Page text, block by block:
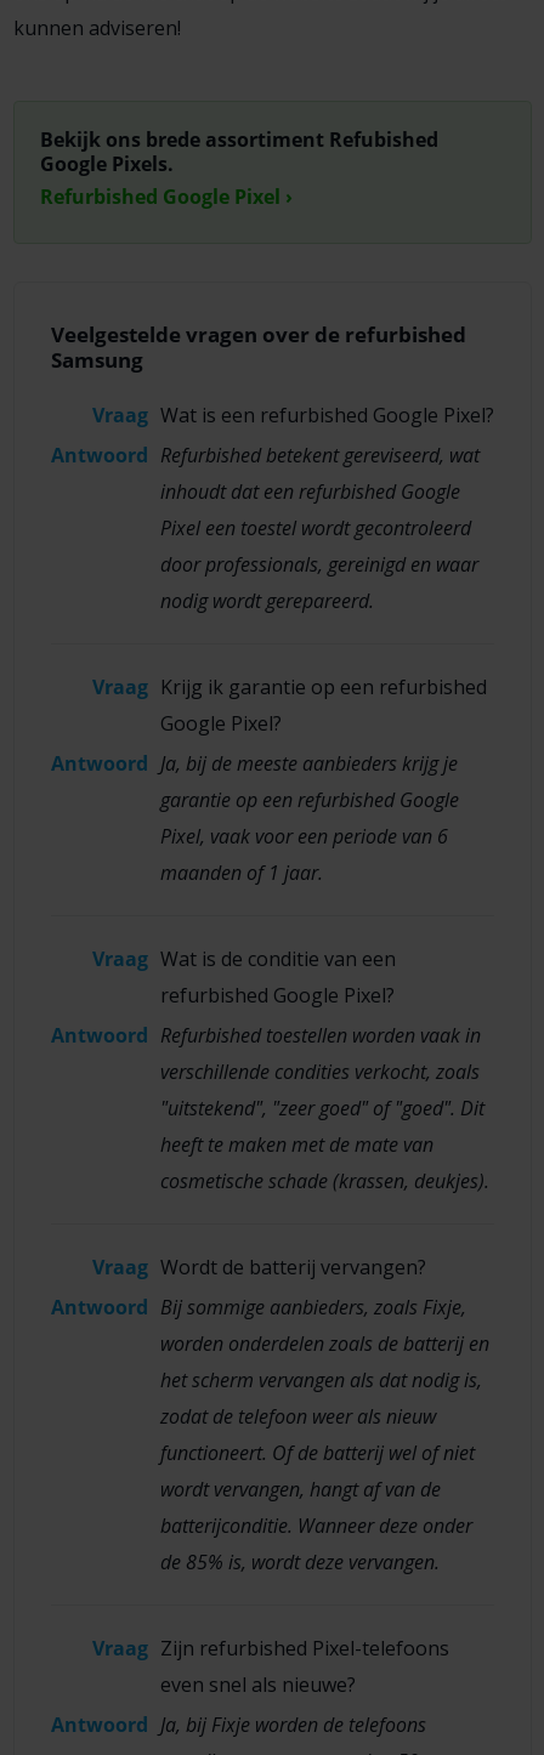
kunnen adviseren!
Bekijk ons brede assortiment Refubished
Google Pixels.
Refurbished Google Pixel ›
Veelgestelde vragen over de refurbished
Samsung
Vraag Wat is een refurbished Google Pixel?
Antwoord Refurbished betekent gereviseerd, wat
inhoudt dat een refurbished Google
Pixel een toestel wordt gecontroleerd
door professionals, gereinigd en waar
nodig wordt gerepareerd.
Vraag Krijg ik garantie op een refurbished
Google Pixel?
Antwoord Ja, bij de meeste aanbieders krijg je
garantie op een refurbished Google
Pixel, vaak voor een periode van 6
maanden of 1 jaar.
Vraag Wat is de conditie van een
refurbished Google Pixel?
Antwoord Refurbished toestellen worden vaak in
verschillende condities verkocht, zoals
"uitstekend", "zeer goed" of "goed". Dit
heeft te maken met de mate van
cosmetische schade (krassen, deukjes).
Vraag Wordt de batterij vervangen?
Antwoord Bij sommige aanbieders, zoals Fixje,
worden onderdelen zoals de batterij en
het scherm vervangen als dat nodig is,
zodat de telefoon weer als nieuw
functioneert. Of de batterij wel of niet
wordt vervangen, hangt af van de
batterijconditie. Wanneer deze onder
de 85% is, wordt deze vervangen.
Vraag Zijn refurbished Pixel-telefoons
even snel als nieuwe?
Antwoord Ja, bij Fixje worden de telefoons